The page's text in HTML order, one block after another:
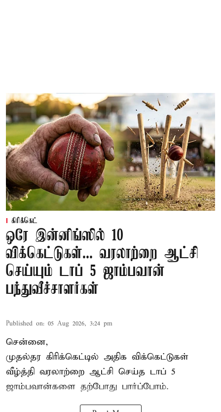
கிரிக்கெட்
ஒரே இன்னிங்ஸில் 10
விக்கெட்டுகள்... வரலாற்றை ஆட்சி
செய்யும் டாப் 5 ஜாம்பவான்
பந்துவீச்சாளர்கள்
Published on: 05 Aug 2026, 3:24 pm
சென்னை,
முதல்தர கிரிக்கெட்டில் அதிக விக்கெட்டுகள்
வீழ்த்தி வரலாற்றை ஆட்சி செய்த டாப் 5
ஜாம்பவான்களை தற்போது பார்ப்போம்.